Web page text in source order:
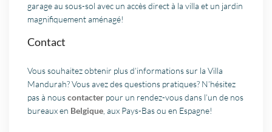
garage au sous-sol avec un accès direct à la villa et un jardin
magnifiquement aménagé!
Contact
Vous souhaitez obtenir plus d’informations sur la Villa
Mandurah? Vous avez des questions pratiques? N’hésitez
pas à nouscontacter pour un rendez-vous dans l’un de nos
bureaux en Belgique , aux Pays-Bas ou en Espagne!